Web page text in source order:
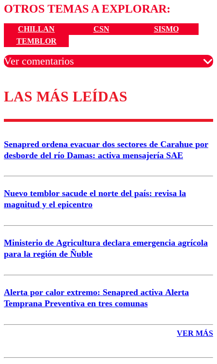
OTROS TEMAS A EXPLORAR:
CHILLAN CSN
SISMO
TEMBLOR
Ver comentarios
Los comentarios son moderados para garantizar un
diálogo respetuoso.
Correo
LAS MÁS LEÍDAS
Senapred ordena evacuar dos sectores de Carahue por
desborde del río Damas: activa mensajería SAE
Nuevo temblor sacude el norte del país: revisa la
magnitud y el epicentro
Ministerio de Agricultura declara emergencia agrícola
para la región de Ñuble
Alerta por calor extremo: Senapred activa Alerta
Temprana Preventiva en tres comunas
VER MÁS